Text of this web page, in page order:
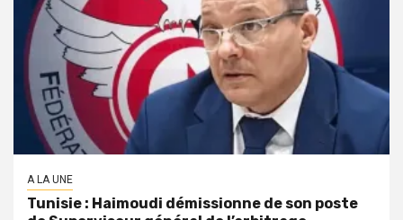
A LA UNE
Tunisie : Haimoudi démissionne de son poste